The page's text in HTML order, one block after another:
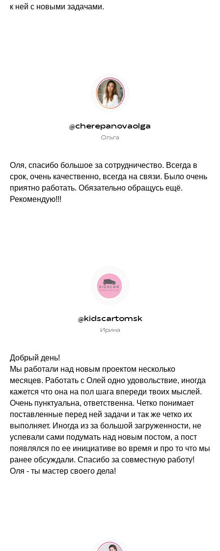
к ней с новыми задачами.
@cherepanovaolga
Ольга
Оля, спасибо большое за сотрудничество. Всегда в
срок, очень качественно, всегда на связи. Было очень
приятно работать. Обязательно обращусь ещё.
Рекомендую!!!
@kidscartomsk
Ирина
Добрый день!
Мы работали над новым проектом несколько
месяцев. Работать с Олей одно удовольствие, иногда
кажется что она на пол шага впереди твоих мыслей.
Очень пунктуальна, ответственна. Четко понимает
поставленные перед ней задачи и так же четко их
выполняет. Иногда из за большой загруженности, не
успевали сами подумать над новым постом, а пост
появлялся по ее инициативе во время и про то что мы
ранее обсуждали. Спасибо за совместную работу!
Оля - ты мастер своего дела!